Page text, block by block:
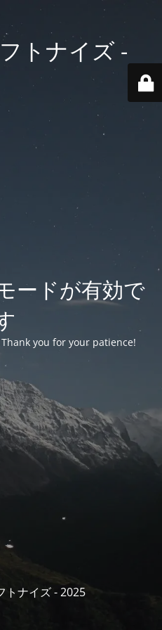
トナイズ -
ードが有効で
you for your patience!
ナイズ - 2025